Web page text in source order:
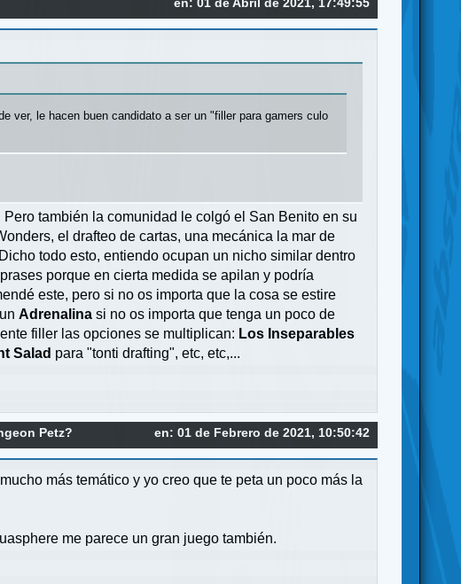
ver, le hacen buen candidato a ser un "filler para gamers culo
también la comunidad le colgó el San Benito en su
el drafteo de cartas, una mecánica la mar de
todo esto, entiendo ocupan un nicho similar dentro
porque en cierta medida se apilan y podría
este, pero si no os importa que la cosa se estire
Adrenalina si no os importa que tenga un poco de
filler las opciones se multiplican: Los Inseparables
Salad para "tonti drafting", etc, etc,...
en: 01 de Febrero de 2021, 10:50:42
Petz?
más temático y yo creo que te peta un poco más la
me parece un gran juego también.